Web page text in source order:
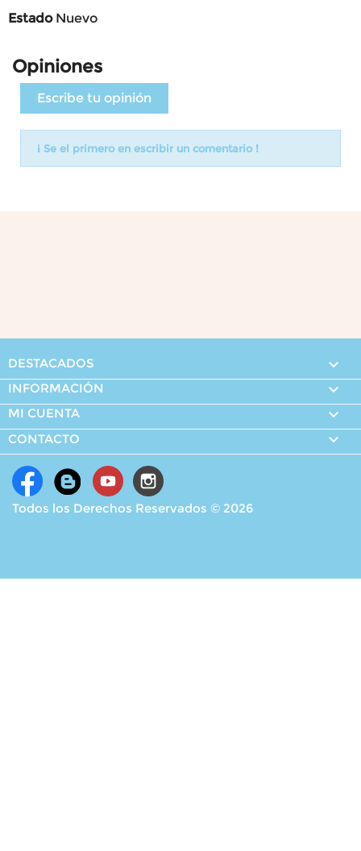
Estado Nuevo
Opiniones
Escribe tu opinión
¡ Se el primero en escribir un comentario !
DESTACADOS 
INFORMACIÓN 
MI CUENTA 
CONTACTO 
Todos los Derechos Reservados © 2026